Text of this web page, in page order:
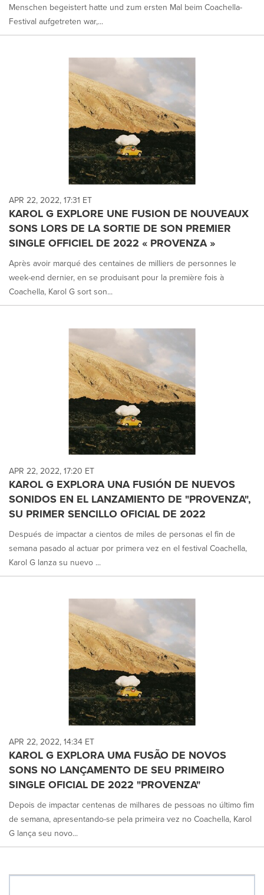
Menschen begeistert hatte und zum ersten Mal beim Coachella-
Festival aufgetreten war,...
APR 22, 2022, 17:31 ET
KAROL G EXPLORE UNE FUSION DE NOUVEAUX
SONS LORS DE LA SORTIE DE SON PREMIER
SINGLE OFFICIEL DE 2022 « PROVENZA »
Après avoir marqué des centaines de milliers de personnes le
week-end dernier, en se produisant pour la première fois à
Coachella, Karol G sort son...
APR 22, 2022, 17:20 ET
KAROL G EXPLORA UNA FUSIÓN DE NUEVOS
SONIDOS EN EL LANZAMIENTO DE "PROVENZA",
SU PRIMER SENCILLO OFICIAL DE 2022
Después de impactar a cientos de miles de personas el fin de
semana pasado al actuar por primera vez en el festival Coachella,
Karol G lanza su nuevo ...
APR 22, 2022, 14:34 ET
KAROL G EXPLORA UMA FUSÃO DE NOVOS
SONS NO LANÇAMENTO DE SEU PRIMEIRO
SINGLE OFICIAL DE 2022 "PROVENZA"
Depois de impactar centenas de milhares de pessoas no último fim
de semana, apresentando-se pela primeira vez no Coachella, Karol
G lança seu novo...